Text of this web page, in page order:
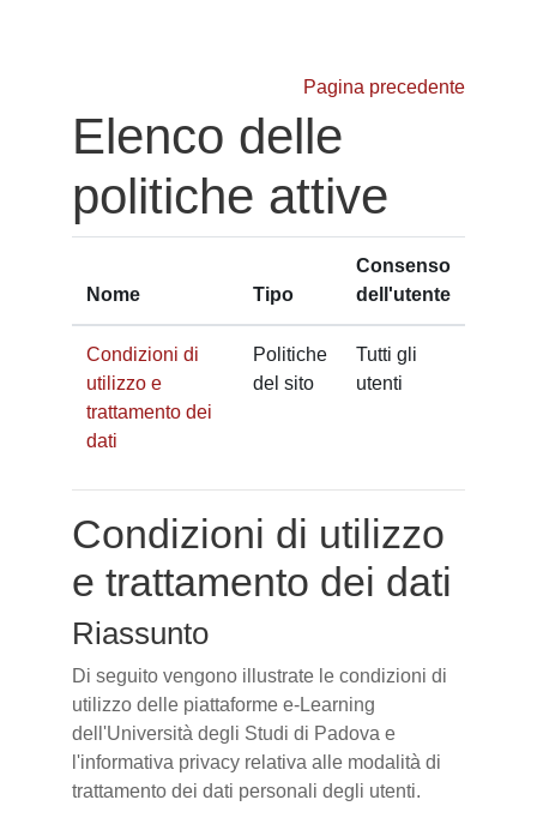
Pagina precedente
Elenco delle
politiche attive
Nome Tipo
Consenso
dell'utente
Condizioni di
utilizzo e
trattamento dei
dati
Politiche
del sito
Tutti gli
utenti
Condizioni di utilizzo
e trattamento dei dati
Riassunto
Di seguito vengono illustrate le condizioni di
utilizzo delle piattaforme e-Learning
dell'Università degli Studi di Padova e
l'informativa privacy relativa alle modalità di
trattamento dei dati personali degli utenti.